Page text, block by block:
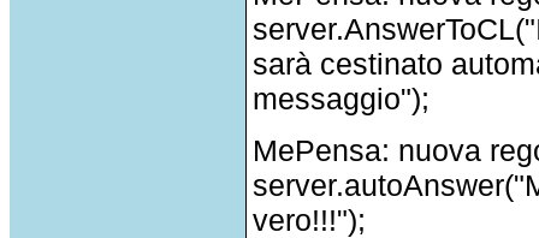
sarà cestinato
messaggio");
MePensa: nuova
server.autoAnswer
vero!!!");